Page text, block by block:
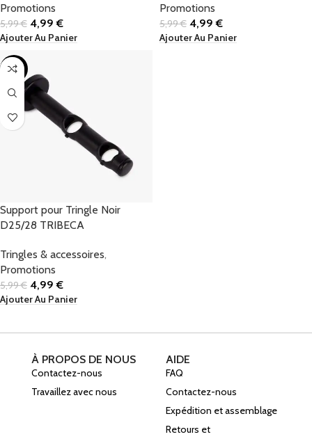
Promotions
5,99€ 4,99€
Ajouter Au Panier
Promotions
5,99€ 4,99€
Ajouter Au Panier
-17%
Support pour Tringle Noir
D25/28 TRIBECA
Tringles & accessoires,
Promotions
5,99€ 4,99€
Ajouter Au Panier
À PROPOS DE NOUS
Contactez-nous
Travaillez avec nous
AIDE
FAQ
Contactez-nous
Expédition et assemblage
Retours et